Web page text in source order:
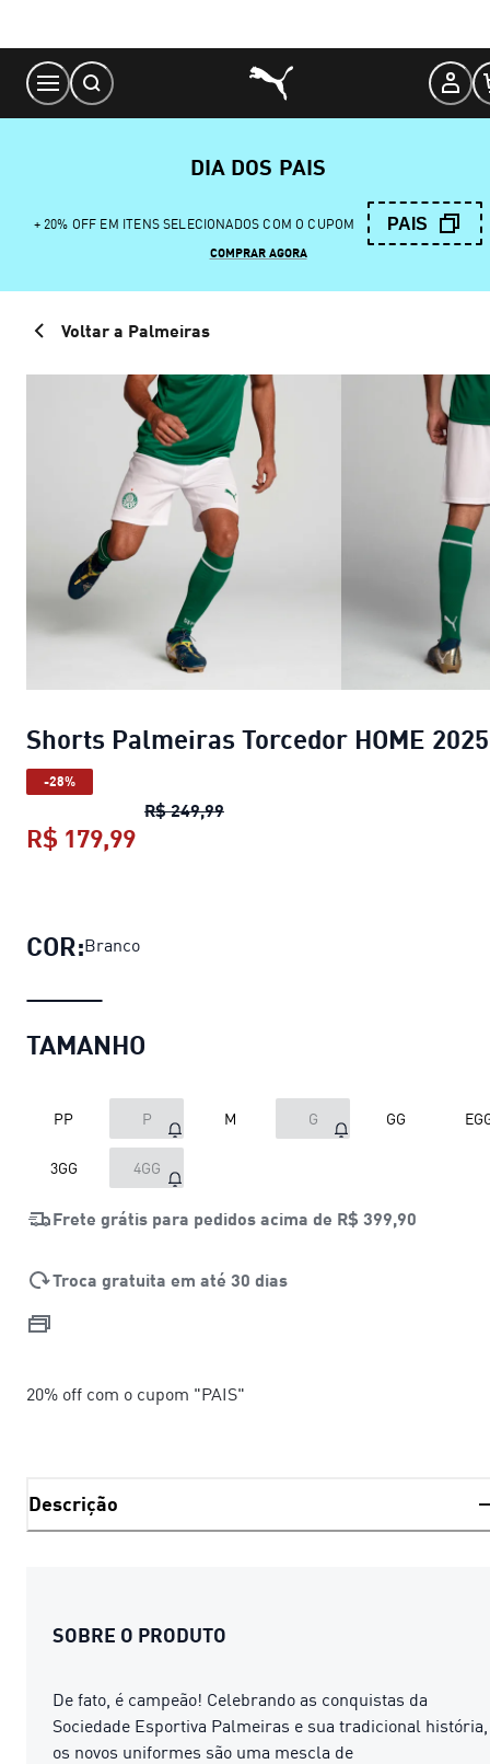
Content
DIA DOS PAIS
+ 20% OFF EM ITENS SELECIONADOS COM O CUPOM PAIS
COMPRAR AGORA
Voltar a Palmeiras
Shorts Palmeiras Torcedor HOME 2025
-28%
R$ 249,99Shorts Palmeiras Torcedor
R$ 179,99
COR:Branco
TAMANHO
PP P M G GG
3GG 4GG
Frete grátis para pedidos acima de R$ 399,90
Troca gratuita em até 30 dias
20% off com o cupom "PAIS"
Descrição
SOBRE O PRODUTO
De fato, é campeão! Celebrando as conquistas da
Sociedade Esportiva Palmeiras e sua tradicional história,
os novos uniformes são uma mescla de